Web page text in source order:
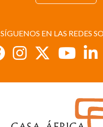
SÍGUENOS EN LAS REDES